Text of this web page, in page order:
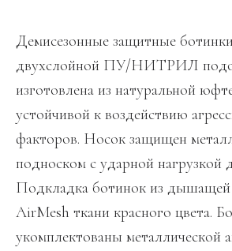
Демисезонные защитные
двухслойной ПУ/НИТРИЛ
изготовлена из натуральной
устойчивой к воздействию
факторов. Носок защищен
подноском с ударной
Подкладка ботинок из дышащей
AirMesh ткани красного цвета.
укомплектованы металлической